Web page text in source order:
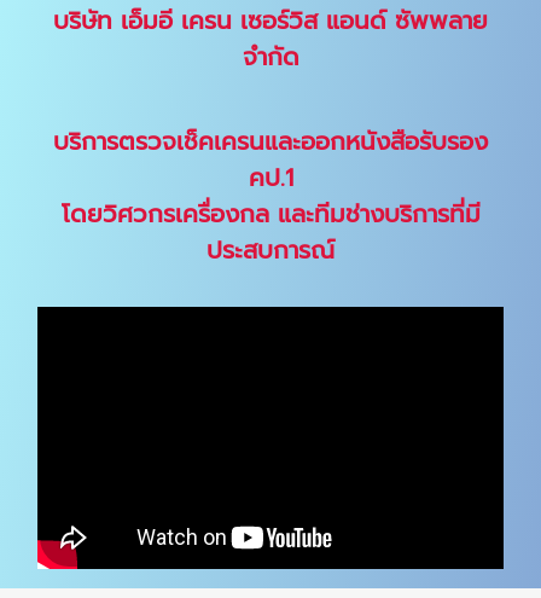
บริษัท เอ็มอี เครน เซอร์วิส แอนด์ ซัพพลาย
จำกัด
บริการตรวจเช็คเครนและออกหนังสือรับรอง
คป.1
โดยวิศวกรเครื่องกล และทีมช่างบริการที่มี
ประสบการณ์